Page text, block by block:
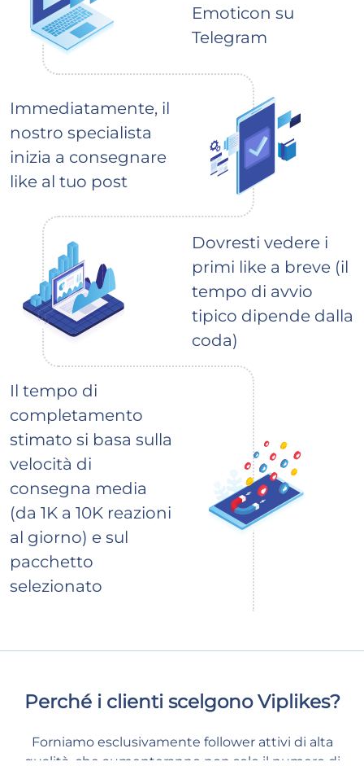
Emoticon su
Telegram
Immediatamente, il
nostro specialista
inizia a consegnare
like al tuo post
Dovresti vedere i
primi like a breve (il
tempo di avvio
tipico dipende dalla
coda)
Il tempo di
completamento
stimato si basa sulla
velocità di
consegna media
(da 1K a 10K reazioni
al giorno) e sul
pacchetto
selezionato
Perché i clienti scelgono Viplikes?
Forniamo esclusivamente follower attivi di alta
qualità, che aumenteranno non solo il numero di